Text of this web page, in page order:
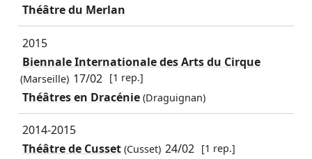
Théâtre du Merlan
2015
Biennale Internationale des Arts du Cirque
(Marseille) 17/02 [1 rep.]
Théâtres en Dracénie (Draguignan)
2014-2015
Théâtre de Cusset(Cusset) 24/02 [1 rep.]